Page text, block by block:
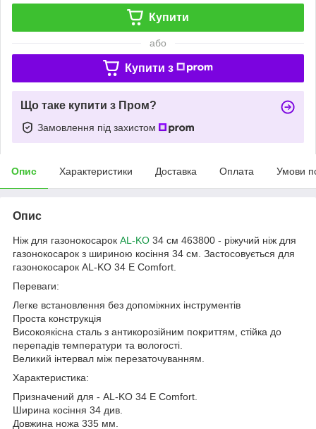
Купити
або
Купити з
Що таке купити з Пром?
Замовлення під захистом
Опис Характеристики Доставка Оплата Умови
Опис
Ніж для газонокосарок AL-KO 34 см 463800 - ріжучий ніж для
газонокосарок з шириною косіння 34 см. Застосовується для
газонокосарок AL-KO 34 E Comfort.
Переваги:
Легке встановлення без допоміжних інструментів
Проста конструкція
Високоякісна сталь з антикорозійним покриттям, стійка до
перепадів температури та вологості.
Великий інтервал між перезаточуванням.
Характеристика:
Призначений для - AL-KO 34 E Comfort.
Ширина косіння 34 див.
Довжина ножа 335 мм.